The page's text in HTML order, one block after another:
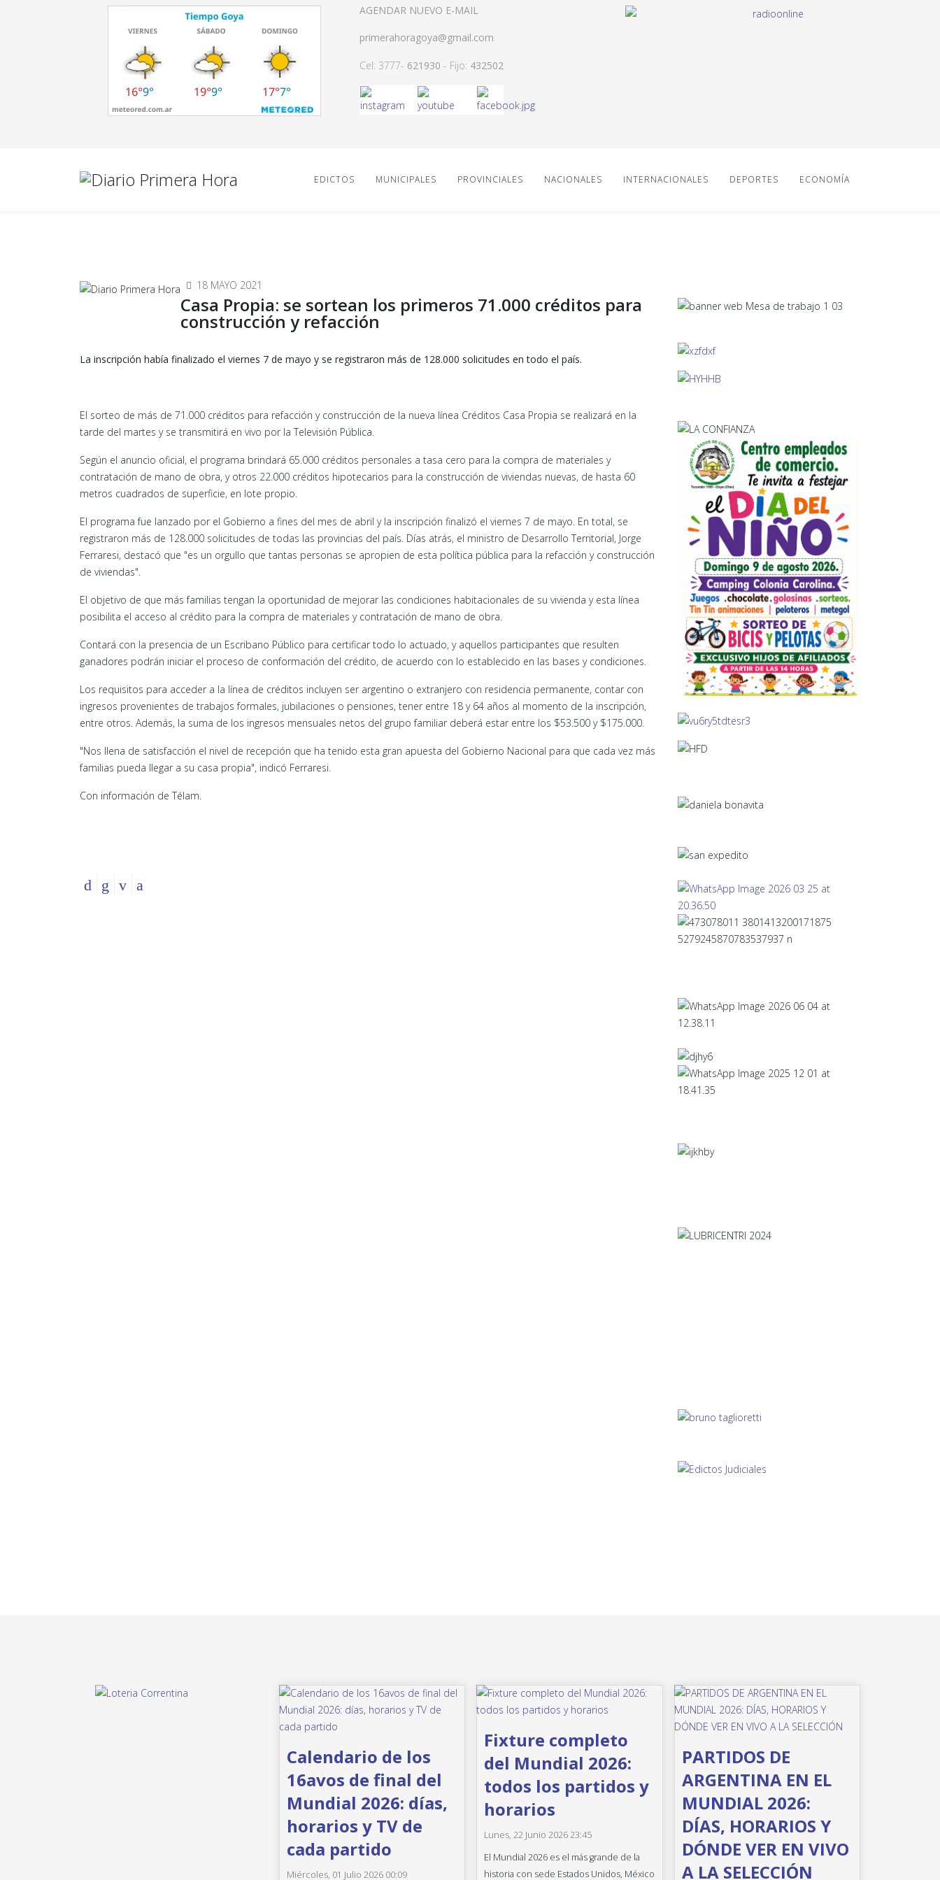
AGENDAR NUEVO E-MAIL
primerahoragoya@gmail.com
Cel: 3777- 621930 - Fijo: 432502
EDICTOS MUNICIPALES PROVINCIALES NACIONALES INTERNACIONALES DEPORTES ECONOMÍA
18 MAYO 2021
Casa Propia: se sortean los primeros 71.000 créditos para
construcción y refacción
La inscripción había finalizado el viernes 7 de mayo y se registraron más de 128.000 solicitudes en todo el país.
El sorteo de más de 71.000 créditos para refacción y construcción de la nueva línea Créditos Casa Propia se realizará en la
tarde del martes y se transmitirá en vivo por la Televisión Pública.
Según el anuncio oficial, el programa brindará 65.000 créditos personales a tasa cero para la compra de materiales y
contratación de mano de obra, y otros 22.000 créditos hipotecarios para la construcción de viviendas nuevas, de hasta 60
metros cuadrados de superficie, en lote propio.
El programa fue lanzado por el Gobierno a fines del mes de abril y la inscripción finalizó el viernes 7 de mayo. En total, se
registraron más de 128.000 solicitudes de todas las provincias del país. Días atrás, el ministro de Desarrollo Territorial, Jorge
Ferraresi, destacó que "es un orgullo que tantas personas se apropien de esta política pública para la refacción y construcción
de viviendas".
El objetivo de que más familias tengan la oportunidad de mejorar las condiciones habitacionales de su vivienda y esta línea
posibilita el acceso al crédito para la compra de materiales y contratación de mano de obra.
Contará con la presencia de un Escribano Público para certificar todo lo actuado, y aquellos participantes que resulten
ganadores podrán iniciar el proceso de conformación del crédito, de acuerdo con lo establecido en las bases y condiciones.
Los requisitos para acceder a la línea de créditos incluyen ser argentino o extranjero con residencia permanente, contar con
ingresos provenientes de trabajos formales, jubilaciones o pensiones, tener entre 18 y 64 años al momento de la inscripción,
entre otros. Además, la suma de los ingresos mensuales netos del grupo familiar deberá estar entre los $53.500 y $175.000.
"Nos llena de satisfacción el nivel de recepción que ha tenido esta gran apuesta del Gobierno Nacional para que cada vez más
familias pueda llegar a su casa propia", indicó Ferraresi.
Con información de Télam.
Calendario de los
16avos de final del
Mundial 2026: días,
horarios y TV de
cada partido
Miércoles, 01 Julio 2026 00:09
Fixture completo
del Mundial 2026:
todos los partidos y
horarios
Lunes, 22 Junio 2026 23:45
El Mundial 2026 es el más grande de la
historia con sede Estados Unidos, México
PARTIDOS DE
ARGENTINA EN EL
MUNDIAL 2026:
DÍAS, HORARIOS Y
DÓNDE VER EN VIVO
A LA SELECCIÓN